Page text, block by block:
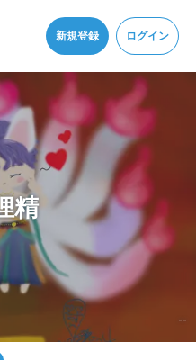
新規登録 ログイン
イパシーポリシーを改定しました。
をクリックします
さらに快適に！
ストール
精
--